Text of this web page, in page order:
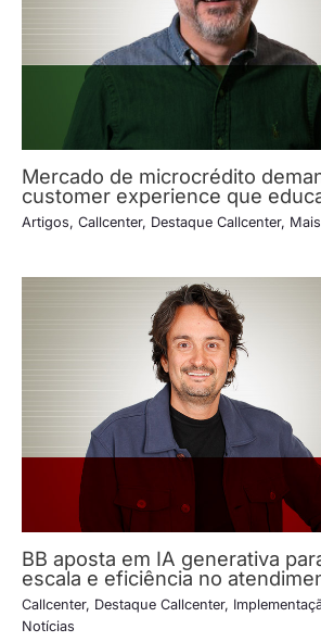
Mercado de microcrédito
customer experience que
Artigos, Callcenter, Destaque Callcenter,
BB aposta em IA generativa
escala e eficiência no
Callcenter, Destaque Callcenter,
Notícias